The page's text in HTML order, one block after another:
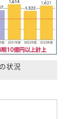
状況